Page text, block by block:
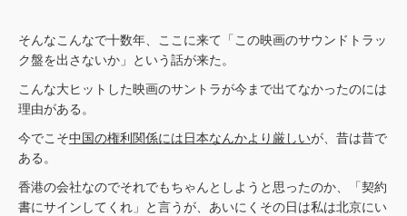
そんなこんなで十数年、ここに来て「この映画のサウンドトラッ
ク盤を出さないか」という話が来た。
こんな大ヒットした映画のサントラが今まで出てなかったのには
理由がある。
今でこそ中国の権利関係には日本なんかより厳しいが、昔は昔で
ある。
香港の会社なのでそれでもちゃんとしようと思ったのか、「契約
書にサインしてくれ」と言うが、あいにくその日は私は北京にい